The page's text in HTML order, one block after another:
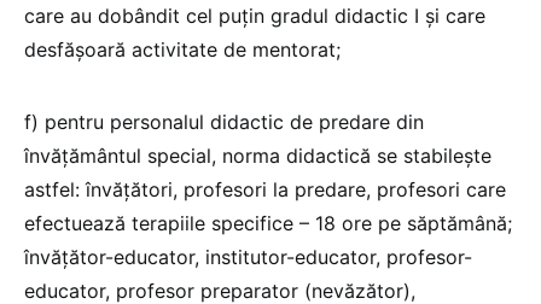
care au dobândit cel puțin gradul didactic I și care
desfășoară activitate de mentorat;
f) pentru personalul didactic de predare din
învățământul special, norma didactică se stabilește
astfel: învățători, profesori la predare, profesori care
efectuează terapiile specifice – 18 ore pe săptămână;
învățător-educator, institutor-educator, profesor-
educator, profesor preparator (nevăzător),